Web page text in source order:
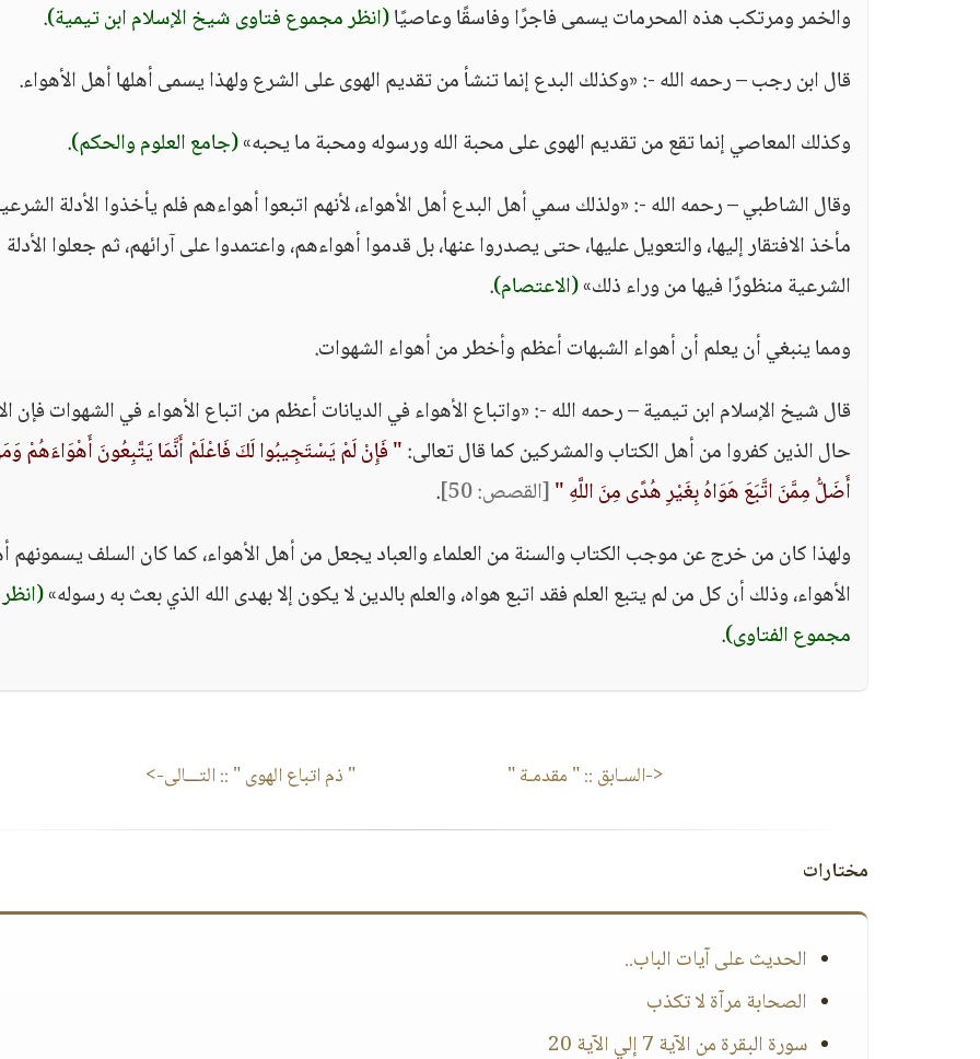
والخمر ومرتكب هذه المحرمات يسمى فاجرًا وفاسقًا وعاصيًا(انظر مجموع فتاوى شيخ الإسلام ابن تيمية).
قال ابن رجب – رحمه الله -: «وكذلك البدع إنما تنشأ من تقديم الهوى على الشرع ولهذا يسمى أهلها أهل الأهواء.
وكذلك المعاصي إنما تقع من تقديم الهوى على محبة الله ورسوله ومحبة ما يحبه»(جامع العلوم والحكم).
وقال الشاطبي – رحمه الله -: «ولذلك سمي أهل البدع أهل الأهواء، لأنهم اتبعوا أهواءهم فلم يأخذوا الأدلة
مأخذ الافتقار إليها، والتعويل عليها، حتى يصدروا عنها، بل قدموا أهواءهم، واعتمدوا على آرائهم، ثم جعلوا الأدلة
الشرعية منظورًا فيها من وراء ذلك»(الاعتصام).
ومما ينبغي أن يعلم أن أهواء الشبهات أعظم وأخطر من أهواء الشهوات.
قال شيخ الإسلام ابن تيمية – رحمه الله -: «واتباع الأهواء في الديانات أعظم من اتباع الأهواء في الشهوات فإن
حال الذين كفروا من أهل الكتاب والمشركين كما قال تعالى:" فَإِنْ لَمْ يَسْتَجِيبُوا لَكَ فَاعْلَمْ أَنَّمَا يَتَّبِعُونَ أَهْوَاءَهُمْ
أَضَلُّ مِمَّنَ اتَّبَعَ هَوَاهُ بِغَيْرِ هُدًى مِنَ اللَّهِ "[القصص: 50]
.
ولهذا كان من خرج عن موجب الكتاب والسنة من العلماء والعباد يجعل من أهل الأهواء، كما كان السلف يسمونهم
الأهواء، وذلك أن كل من لم يتبع العلم فقد اتبع هواه، والعلم بالدين لا يكون إلا بهدى الله الذي بعث به رسوله»(انظر
مجموع الفتاوى).
<-السـابق ::" مقدمـة " " ذم اتباع الهوى " :: التـــالى->
مختارات
الحديث على آيات الباب..
الصحابة مرآة لا تكذب
سورة البقرة من الآية 7 إلي الآية 20